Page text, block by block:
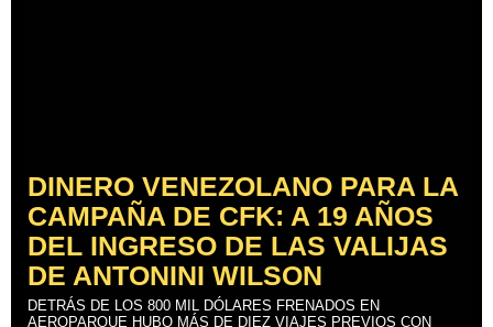
DINERO VENEZOLANO PARA LA
CAMPAÑA DE CFK: A 19 AÑOS
DEL INGRESO DE LAS VALIJAS
DE ANTONINI WILSON
DETRÁS DE LOS 800 MIL DÓLARES FRENADOS EN
AEROPARQUE HUBO MÁS DE DIEZ VIAJES PREVIOS CON